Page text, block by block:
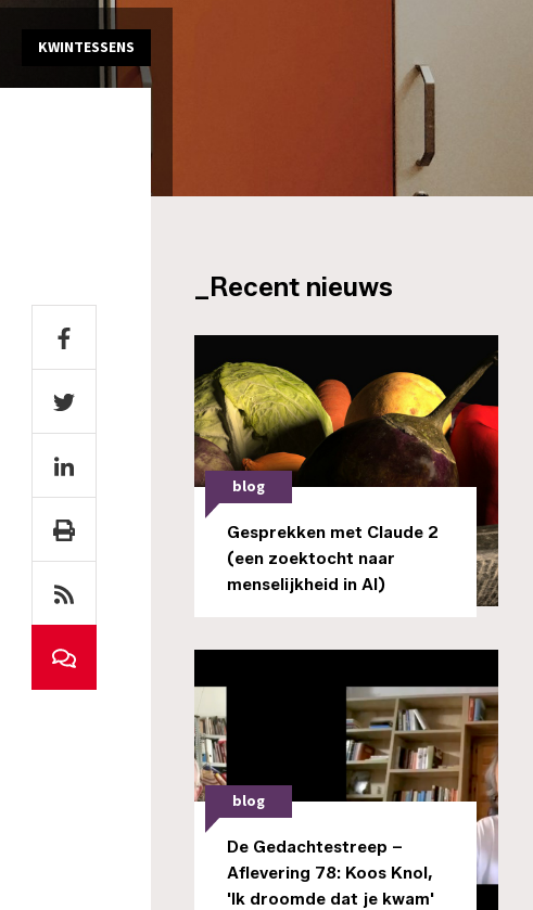
KWINTESSENS
_Recent nieuws
blog
Gesprekken met Claude 2
(een zoektocht naar
menselijkheid in AI)
blog
De Gedachtestreep –
Aflevering 78: Koos Knol,
'Ik droomde dat je kwam'